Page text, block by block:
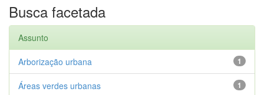
Busca facetada
Assunto
1
Arborização urbana
1
Áreas verdes urbanas